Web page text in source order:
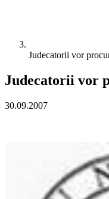
Judecatorii vor
Judecatorii vor
30.09.2007